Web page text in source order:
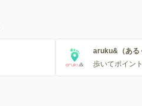
aruku&（ある
歩いてポイン